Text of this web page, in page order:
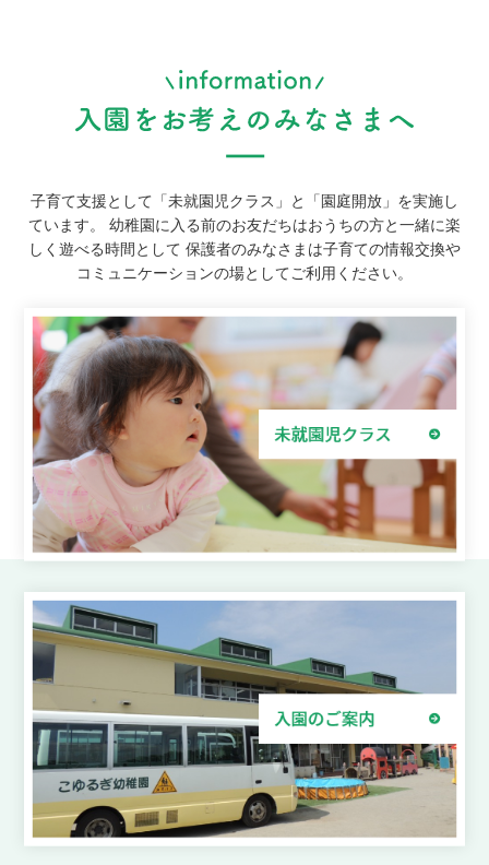
子育て支援として「未就園児クラス」と「園庭開放」を実施し
ています。
幼稚園に入る前のお友だちはおうちの方と一緒に楽
しく遊べる時間として 保護者のみなさまは子育ての情報交換や
コミュニケーションの場としてご利用ください。